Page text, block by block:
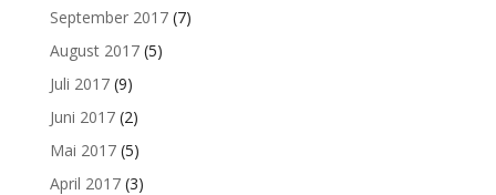
September 2017(7)
August 2017(5)
Juli 2017(9)
Juni 2017(2)
Mai 2017(5)
April 2017(3)